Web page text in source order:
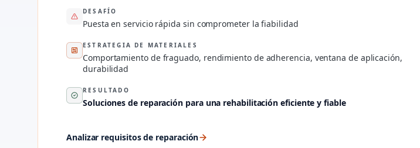
DESAFÍO
Puesta en servicio rápida sin comprometer la fiabilidad
ESTRATEGIA DE MATERIALES
Comportamiento de fraguado, rendimiento de adherencia, ventana de aplicación,
durabilidad
RESULTADO
Soluciones de reparación para una rehabilitación eficiente y fiable
Analizar requisitos de reparación